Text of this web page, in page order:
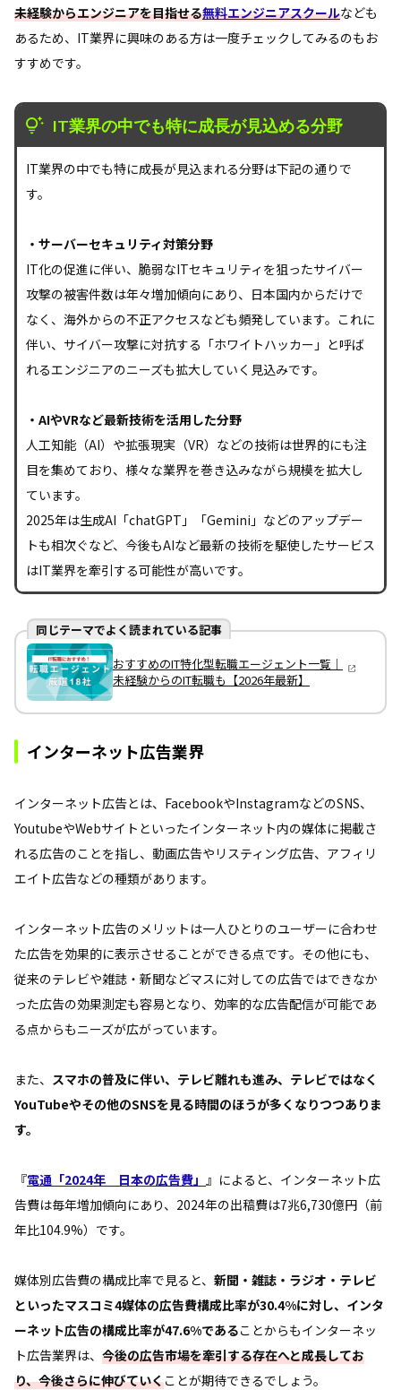
未経験からエンジニアを目指せる無料エンジニアスクールなども
あるため、IT業界に興味のある方は一度チェックしてみるのもお
すすめです。
IT業界の中でも特に成長が見込める分野
IT業界の中でも特に成長が見込まれる分野は下記の通りで
す。
・サーバーセキュリティ対策分野
IT化の促進に伴い、脆弱なITセキュリティを狙ったサイバー
攻撃の被害件数は年々増加傾向にあり、日本国内からだけで
なく、海外からの不正アクセスなども頻発しています。これに
伴い、サイバー攻撃に対抗する「ホワイトハッカー」と呼ば
れるエンジニアのニーズも拡大していく見込みです。
・AIやVRなど最新技術を活用した分野
人工知能（AI）や拡張現実（VR）などの技術は世界的にも注
目を集めており、様々な業界を巻き込みながら規模を拡大し
ています。
2025年は生成AI「chatGPT」「Gemini」などのアップデー
トも相次ぐなど、今後もAIなど最新の技術を駆使したサービス
はIT業界を牽引する可能性が高いです。
同じテーマでよく読まれている記事
おすすめのIT特化型転職エージェント一覧｜
未経験からのIT転職も【2026年最新】
インターネット広告業界
インターネット広告とは、FacebookやInstagramなどのSNS、
YoutubeやWebサイトといったインターネット内の媒体に掲載さ
れる広告のことを指し、動画広告やリスティング広告、アフィリ
エイト広告などの種類があります。
インターネット広告のメリットは一人ひとりのユーザーに合わせ
た広告を効果的に表示させることができる点です。その他にも、
従来のテレビや雑誌・新聞などマスに対しての広告ではできなか
った広告の効果測定も容易となり、効率的な広告配信が可能であ
る点からもニーズが広がっています。
また、 スマホの普及に伴い、テレビ離れも進み、テレビではなく
YouTubeやその他のSNSを見る時間のほうが多くなりつつありま
す。
『電通「2024年 日本の広告費」 』によると、インターネット広
告費は毎年増加傾向にあり、2024年の出稿費は7兆6,730億円（前
年比104.9%）です。
媒体別広告費の構成比率で見ると、 新聞・雑誌・ラジオ・テレビ
といったマスコミ4媒体の広告費構成比率が30.4%に対し、インタ
ーネット広告の構成比率が47.6%であることからもインターネッ
ト広告業界は、 今後の広告市場を牽引する存在へと成長してお
り、今後さらに伸びていくことが期待できるでしょう。